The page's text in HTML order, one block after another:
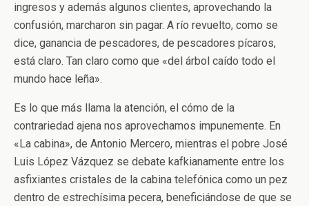
ingresos y además algunos clientes, aprovechando la
confusión, marcharon sin pagar. A río revuelto, como se
dice, ganancia de pescadores, de pescadores pícaros,
está claro. Tan claro como que «del árbol caído todo el
mundo hace leña».
Es lo que más llama la atención, el cómo de la
contrariedad ajena nos aprovechamos impunemente. En
«La cabina», de Antonio Mercero, mientras el pobre José
Luis López Vázquez se debate kafkianamente entre los
asfixiantes cristales de la cabina telefónica como un pez
dentro de estrechísima pecera, beneficiándose de que se